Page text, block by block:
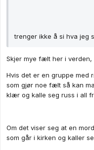
trenger ikke å si hva jeg
Skjer mye fælt her i verden,
Hvis det er en gruppe med
som gjør noe fælt så kan
klær og kalle seg russ i all
Om det viser seg at en
som går i kirken og kaller